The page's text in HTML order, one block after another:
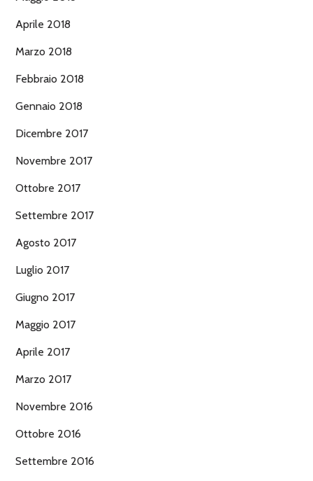
Aprile 2018
Marzo 2018
Febbraio 2018
Gennaio 2018
Dicembre 2017
Novembre 2017
Ottobre 2017
Settembre 2017
Agosto 2017
Luglio 2017
Giugno 2017
Maggio 2017
Aprile 2017
Marzo 2017
Novembre 2016
Ottobre 2016
Settembre 2016